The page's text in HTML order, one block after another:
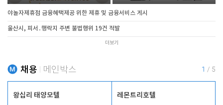
야놀자제휴점 금융혜택제공 위한 제휴 및 금융서비스 게시
울산시, 피서․행락지 주변 불법행위 19건 적발
더보기
채용 메인박스 1 / 5
왕십리 태양모텔 레몬트리호텔